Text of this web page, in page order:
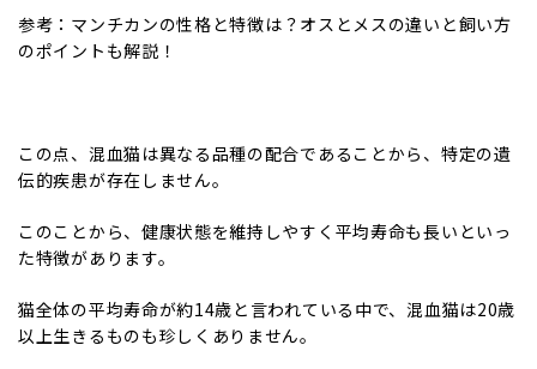
参考： マンチカンの性格と特徴は？オスとメスの違いと飼い方
のポイントも解説！
この点、混血猫は異なる品種の配合であることから、特定の遺
伝的疾患が存在しません。
このことから、健康状態を維持しやすく平均寿命も長いといっ
た特徴があります。
猫全体の平均寿命が約14歳と言われている中で、混血猫は20歳
以上生きるものも珍しくありません。